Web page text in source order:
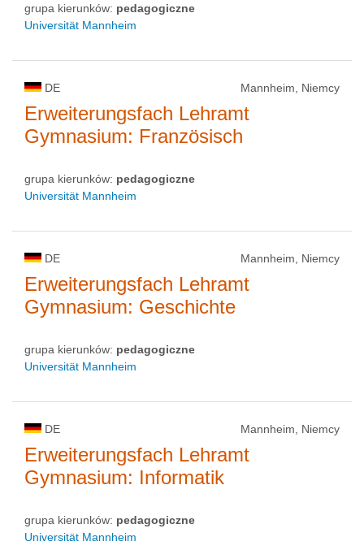
grupa kierunków: pedagogiczne
Universität Mannheim
DE Mannheim, Niemcy
Erweiterungsfach Lehramt
Gymnasium: Französisch
grupa kierunków: pedagogiczne
Universität Mannheim
DE Mannheim, Niemcy
Erweiterungsfach Lehramt
Gymnasium: Geschichte
grupa kierunków: pedagogiczne
Universität Mannheim
DE Mannheim, Niemcy
Erweiterungsfach Lehramt
Gymnasium: Informatik
grupa kierunków: pedagogiczne
Universität Mannheim